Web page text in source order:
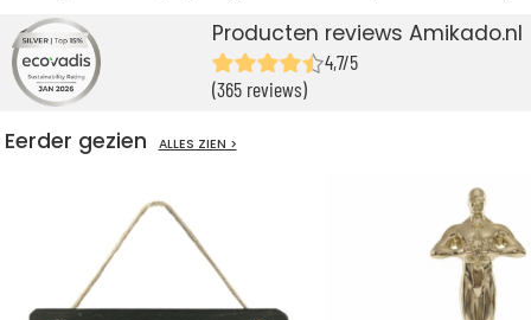
Producten reviews Amikado.nl
4,7/5
(365 reviews)
Eerder gezien ALLES ZIEN >